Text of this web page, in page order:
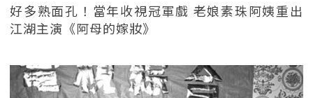
好多熟面孔！當年收視冠軍戲 老娘素珠阿姨重出
江湖主演《阿母的嫁妝》